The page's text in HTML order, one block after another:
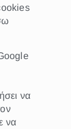
να
να